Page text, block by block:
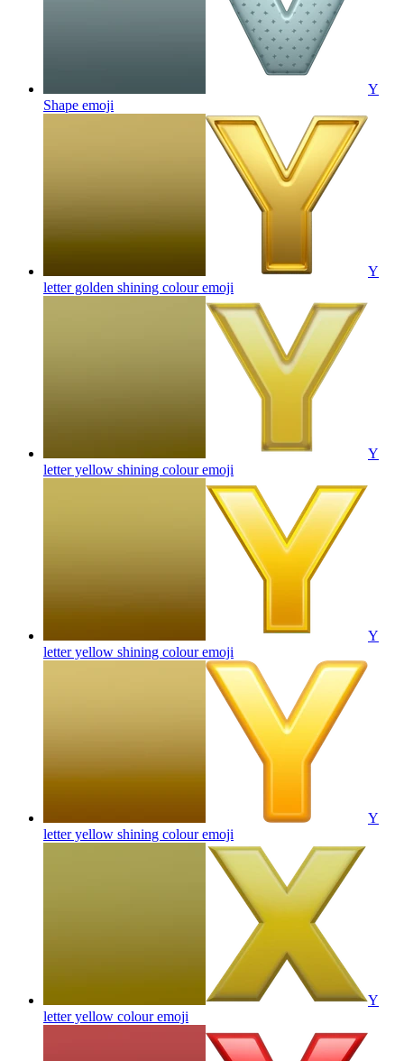
Y
Shape emoji
Y
letter golden shining colouremoji
Y
letter yellow shining colouremoji
Y
letter yellow shining colouremoji
Y
letter yellow shining colouremoji
Y
letter yellow colouremoji